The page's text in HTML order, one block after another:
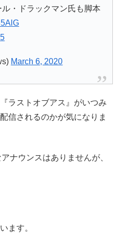
・ドラックマン氏も脚本
March 6, 2020
ラストオブアス』がいつみ
信されるのかが気になりま
ナウンスはありませんが、
ます。